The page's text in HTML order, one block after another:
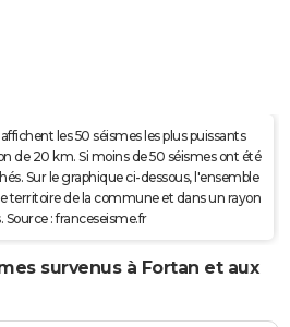
les 50 séismes les plus puissants
de 20 km. Si moins de 50 séismes ont été
Sur le graphique ci-dessous, l'ensemble
territoire de la commune et dans un rayon
: franceseisme.fr
survenus à Fortan et aux